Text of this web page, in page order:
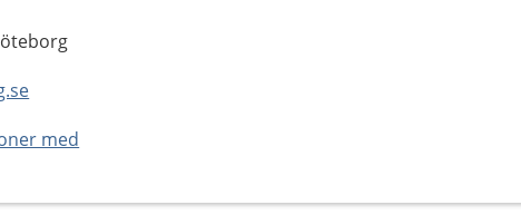
med